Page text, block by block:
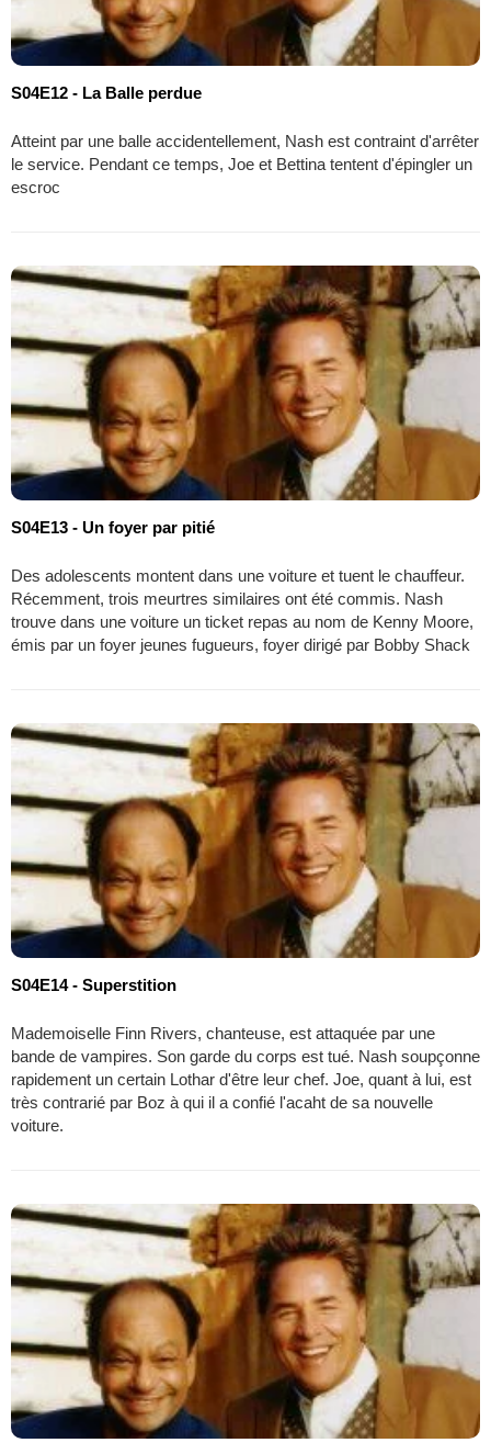
S04E12 - La Balle perdue
Atteint par une balle accidentellement, Nash est contraint d'arrêter
le service. Pendant ce temps, Joe et Bettina tentent d'épingler un
escroc
S04E13 - Un foyer par pitié
Des adolescents montent dans une voiture et tuent le chauffeur.
Récemment, trois meurtres similaires ont été commis. Nash
trouve dans une voiture un ticket repas au nom de Kenny Moore,
émis par un foyer jeunes fugueurs, foyer dirigé par Bobby Shack
S04E14 - Superstition
Mademoiselle Finn Rivers, chanteuse, est attaquée par une
bande de vampires. Son garde du corps est tué. Nash soupçonne
rapidement un certain Lothar d'être leur chef. Joe, quant à lui, est
très contrarié par Boz à qui il a confié l'acaht de sa nouvelle
voiture.